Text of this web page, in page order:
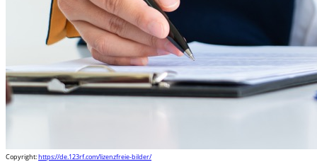
Copyright:https://de.123rf.com/lizenzfreie-bilder/